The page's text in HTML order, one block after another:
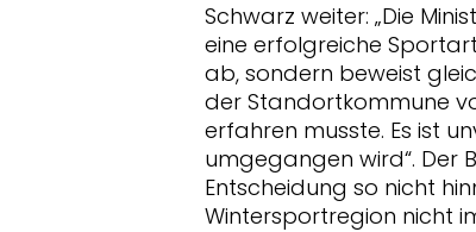
Schwarz weiter: „Die
eine erfolgreiche
ab, sondern beweist
der Standortkommune
erfahren musste. Es ist
umgegangen wird“. Der
Entscheidung so nicht
Wintersportregion nicht